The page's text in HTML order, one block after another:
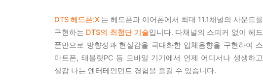
DTS 헤드폰:X 는 헤드폰과 이어폰에서 최대 11.1채널의 사운드를
구현하는 DTS의 최첨단 기술입니다. 다채널의 스피커 없이 헤드
폰만으로 방향성과 현실감을 극대화한 입체음향을 구현하여 스
마트폰, 태블릿PC 등 모바일 기기에서 언제 어디서나 생생하고
실감 나는 엔터테인먼트 경험을 즐길 수 있습니다.